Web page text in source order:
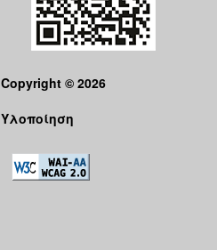
Copyright © 2026
Υλοποίηση